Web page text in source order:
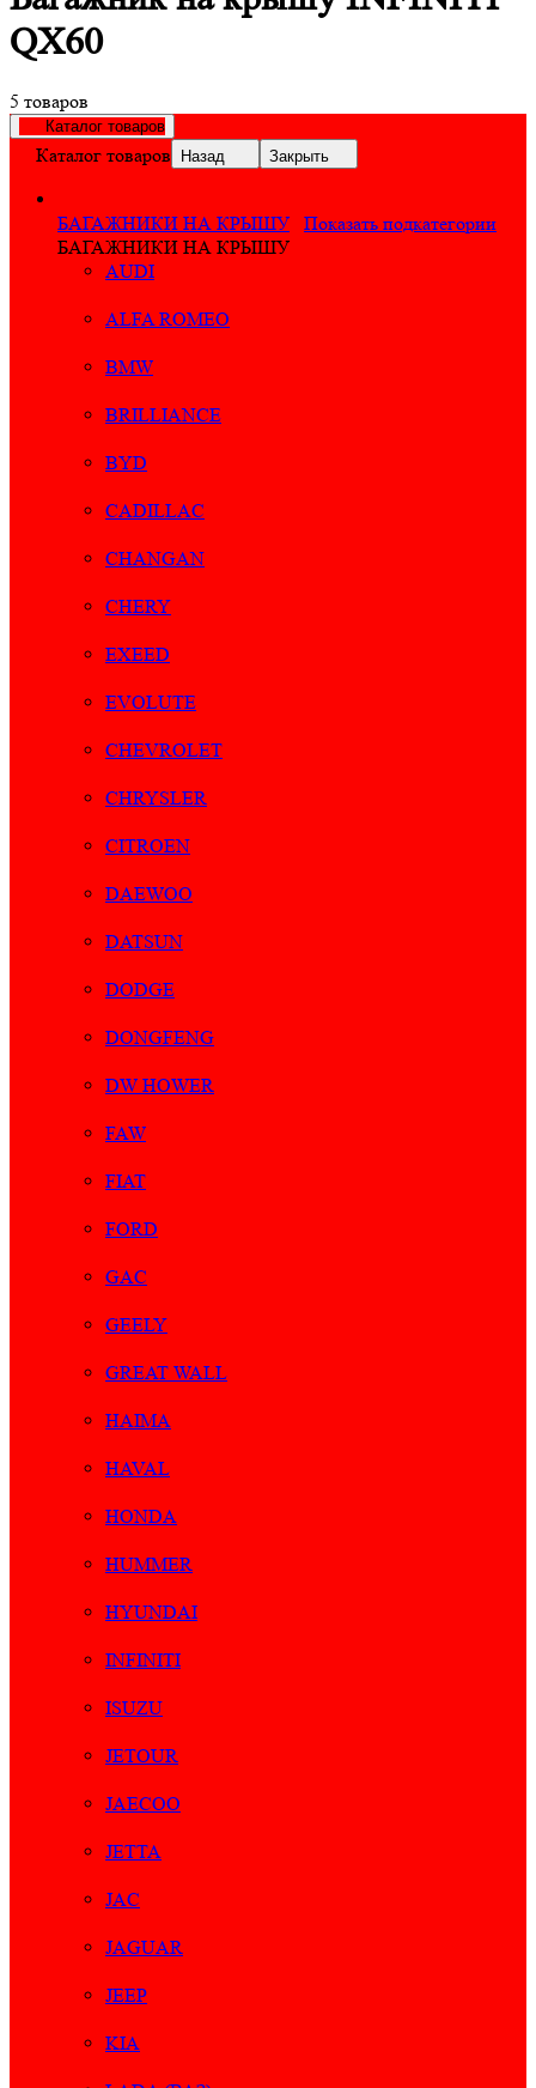
QX60
5 товаров
Каталог товаров
Каталог товаров Назад Закрыть
БАГАЖНИКИ НА КРЫШУ
Показать подкатегории
БАГАЖНИКИ НА КРЫШУ
AUDI
ALFA ROMEO
BMW
BRILLIANCE
BYD
CADILLAC
CHANGAN
CHERY
EXEED
EVOLUTE
CHEVROLET
CHRYSLER
CITROEN
DAEWOO
DATSUN
DODGE
DONGFENG
DW HOWER
FAW
FIAT
FORD
GAC
GEELY
GREAT WALL
HAIMA
HAVAL
HONDA
HUMMER
HYUNDAI
INFINITI
ISUZU
JETOUR
JAECOO
JETTA
JAC
JAGUAR
JEEP
KIA